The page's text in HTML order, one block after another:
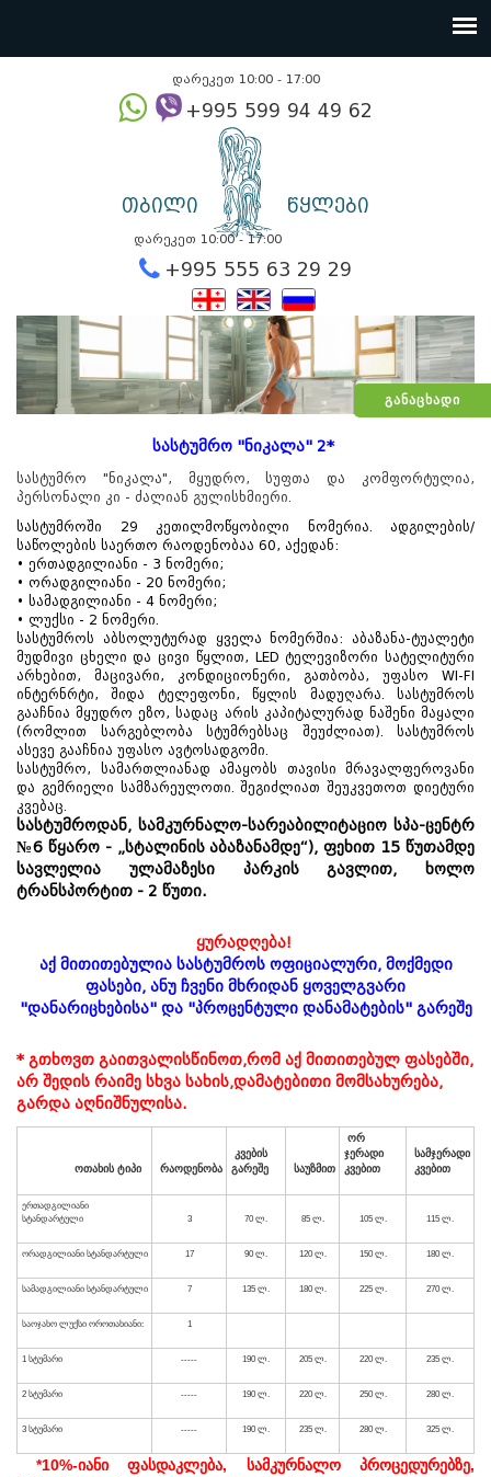
ᲒᲐᲜᲐᲪᲮᲐᲓᲘ
დარეკეთ 10:00 - 17:00
თბილი წყლები
დარეკეთ 10:00 - 17:00
+995 555 63 29
სასტუმრო "ნიკალა" 2*
სასტუმრო "ნიკალა", მყუდრო, სუფთა და კომფორტულია,
პერსონალი კი - ძალიან გულისხმიერი.
სასტუმროში 29 კეთილმოწყობილი ნომერია. ადგილების/
საწოლების საერთო რაოდენობაა 60, აქედან:
• ერთადგილიანი - 3 ნომერი;
• ორადგილიანი - 20 ნომერი;
• სამადგილიანი - 4 ნომერი;
• ლუქსი - 2 ნომერი.
სასტუმროს აბსოლუტურად ყველა ნომერშია: აბაზანა-ტუალეტი
მუდმივი ცხელი და ცივი წყლით, LED ტელევიზორი სატელიტური
არხებით, მაცივარი, კონდიციონერი, გათბობა, უფასო WI-FI
ინტერნრტი, შიდა ტელეფონი, წყლის მადუღარა. სასტუმროს
გააჩნია მყუდრო ეზო, სადაც არის კაპიტალურად ნაშენი მაყალი
(რომლით სარგებლობა სტუმრებსაც შეუძლიათ). სასტუმროს
ასევე გააჩნია უფასო ავტოსადგომი.
სასტუმრო, სამართლიანად ამაყობს თავისი მრავალფეროვანი
და გემრიელი სამზარეულოთი. შეგიძლიათ შეუკვეთოთ დიეტური
კვებაც.
სასტუმროდან, სამკურნალო-სარეაბილიტაციო სპა-ცენტრ
№6 წყარო - „სტალინის აბაზანამდე“), ფეხით 15 წუთამდე
სავლელია ულამაზესი პარკის გავლით, ხოლო
ტრანსპორტით - 2 წუთი.
ყურადღება!
აქ მითითებულია სასტუმროს ოფიციალური, მოქმედი
ფასები, ანუ ჩვენი მხრიდან ყოველგვარი
"დანარიცხებისა" და "პროცენტული დანამატების" გარეშე
*გთხოვთ გაითვალისწინოთ,რომ აქ მითითებულ ფასებში,
არ შედის რაიმე სხვა სახის,დამატებითი მომსახურება,
გარდა აღნიშნულისა.
*10%-იანი ფასდაკლება, სამკურნალო პროცედურებზე,